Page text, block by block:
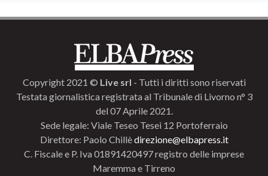
Copyright 2021 © Live srl - Tutti i diritti sono riservati
Testata giornalistica registrata al Tribunale di Livorno n° 3
del 07 Aprile 2021.
Sede legale: Viale Teseo Tesei 12 Portoferraio
Direttore: Paolo Chillèdirezione@elbapress.it
C. Fiscale e P. Iva 01891420497 registro delle imprese
Maremma e Tirreno